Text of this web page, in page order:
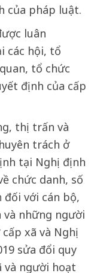
của pháp luật.
luân
các hội, tổ
tổ chức
định của cấp
thị trấn và
trách ở
tại Nghị định
chức danh, số
đối với cán bộ,
những người
xã và Nghị
sửa đổi quy
và người hoạt